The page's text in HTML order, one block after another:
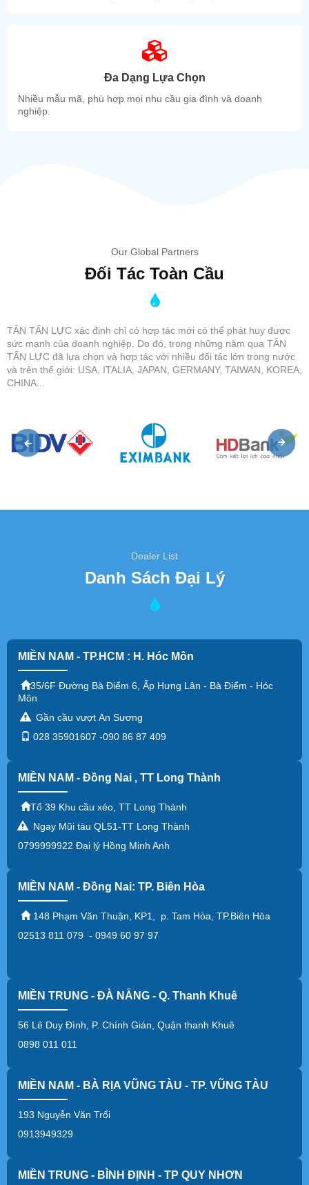
Đa Dạng Lựa Chọn
Nhiều mẫu mã, phù hợp mọi nhu cầu gia đình và doanh
nghiệp.
Our Global Partners
Đối Tác Toàn Cầu
TÂN TẤN LỰC xác định chỉ có hợp tác mới có thể phát huy được
sức mạnh của doanh nghiệp. Do đó, trong những năm qua TÂN
TẤN LỰC đã lựa chọn và hợp tác với nhiều đối tác lớn trong nước
và trên thế giới: USA, ITALIA, JAPAN, GERMANY, TAIWAN, KOREA,
CHINA...
Dealer List
Danh Sách Đại Lý
MIỀN NAM - TP.HCM : H. Hóc Môn
35/6F Đường Bà Điểm 6, Ấp Hưng Lân - Bà Điểm - Hóc
Môn
Gần cầu vượt An Sương
028 35901607 -090 86 87 409
MIỀN NAM - Đồng Nai , TT Long Thành
Tổ 39 Khu cầu xéo, TT Long Thành
Ngay Mũi tàu QL51-TT Long Thành
0799999922 Đại lý Hồng Minh Anh
MIỀN NAM - Đồng Nai: TP. Biên Hòa
148 Phạm Văn Thuận, KP1, p. Tam Hòa, TP.Biên Hòa
02513 811 079 - 0949 60 97 97
MIỀN TRUNG - ĐÀ NẴNG - Q. Thanh Khuê
56 Lê Duy Đình, P. Chính Gián, Quận thanh Khuê
0898 011 011
MIỀN NAM - BÀ RỊA VŨNG TÀU - TP. VŨNG TÀU
193 Nguyễn Văn Trổi
0913949329
MIỀN TRUNG - BÌNH ĐỊNH - TP QUY NHƠN